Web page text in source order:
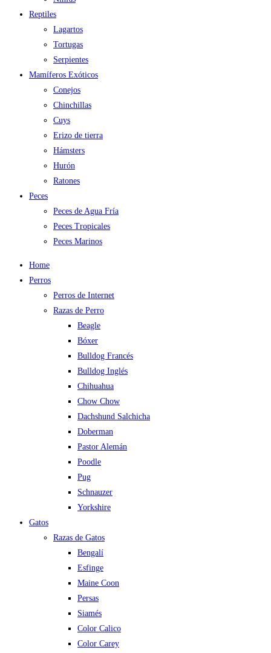
Reptiles
Lagartos
Tortugas
Serpientes
Mamíferos Exóticos
Conejos
Chinchillas
Cuys
Erizo de tierra
Hámsters
Hurón
Ratones
Peces
Peces de Agua Fría
Peces Tropicales
Peces Marinos
Home
Perros
Perros de Internet
Razas de Perro
Beagle
Bóxer
Bulldog Francés
Bulldog Inglés
Chihuahua
Chow Chow
Dachshund Salchicha
Doberman
Pastor Alemán
Poodle
Pug
Schnauzer
Yorkshire
Gatos
Razas de Gatos
Bengalí
Esfinge
Maine Coon
Persas
Siamés
Color Calico
Color Carey